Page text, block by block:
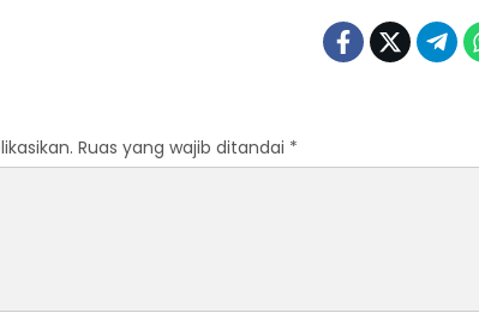
Ruas yang wajib ditandai *